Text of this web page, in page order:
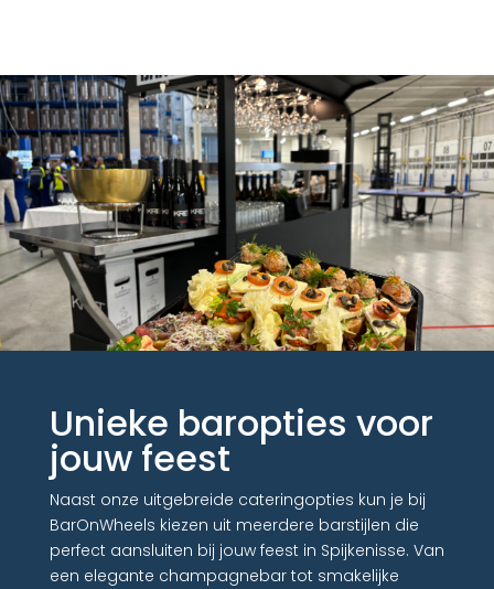
Unieke baropties voor
jouw feest
Naast onze uitgebreide cateringopties kun je bij
BarOnWheels kiezen uit meerdere barstijlen die
perfect aansluiten bij jouw feest in Spijkenisse. Van
een elegante champagnebar tot smakelijke